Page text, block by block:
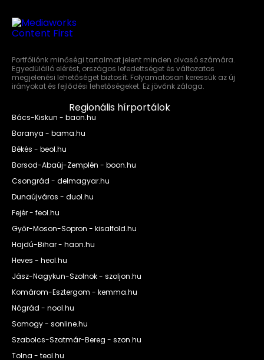
Portfóliónk minőségi tartalmat jelent minden olvasó számára.
Egyedülálló elérést, országos lefedettséget és változatos
megjelenési lehetőséget biztosít. Folyamatosan keressük az új
irányokat és fejlődési lehetőségeket. Ez jövőnk záloga.
Regionális hírportálok
Bács-Kiskun - baon.hu
Baranya - bama.hu
Békés - beol.hu
Borsod-Abaúj-Zemplén - boon.hu
Csongrád - delmagyar.hu
Dunaújváros - duol.hu
Fejér - feol.hu
Győr-Moson-Sopron - kisalfold.hu
Hajdú-Bihar - haon.hu
Heves - heol.hu
Jász-Nagykun-Szolnok - szoljon.hu
Komárom-Esztergom - kemma.hu
Nógrád - nool.hu
Somogy - sonline.hu
Szabolcs-Szatmár-Bereg - szon.hu
Tolna - teol.hu